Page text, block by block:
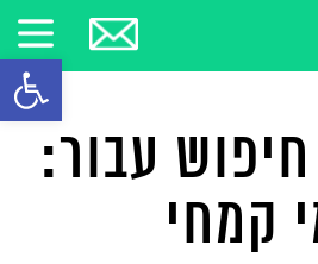
פתח
עבור:
קמחי